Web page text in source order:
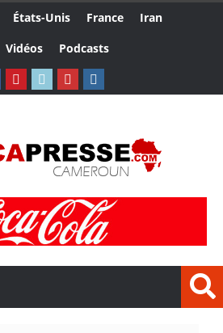
États-Unis France
Iran
Vidéos Podcasts